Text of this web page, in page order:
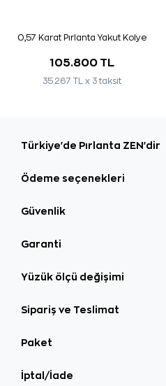
0,57 Karat Pırlanta Yakut Kolye
105.800 TL
35.267 TL x 3 taksit
Türkiye'de Pırlanta ZEN'dir
Ödeme seçenekleri
Güvenlik
Garanti
Yüzük ölçü değişimi
Sipariş ve Teslimat
Paket
İptal/İade